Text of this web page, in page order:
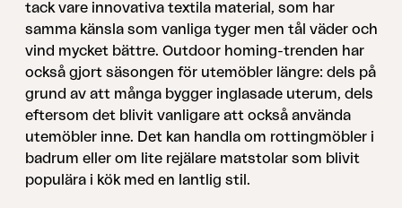
tack vare innovativa textila material, som har
samma känsla som vanliga tyger men tål väder och
vind mycket bättre. Outdoor homing-trenden har
också gjort säsongen för utemöbler längre: dels på
grund av att många bygger inglasade uterum, dels
eftersom det blivit vanligare att också använda
utemöbler inne. Det kan handla om rottingmöbler i
badrum eller om lite rejälare matstolar som blivit
populära i kök med en lantlig stil.